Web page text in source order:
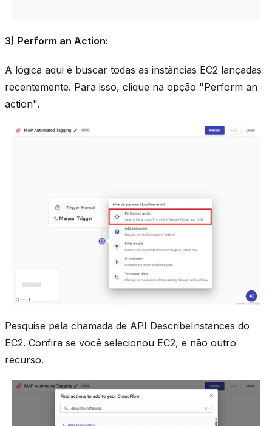
3) Perform an Action:
A lógica aqui é buscar todas as instâncias EC2 lançadas
recentemente. Para isso, clique na opção "Perform an
action".
Pesquise pela chamada de API DescribeInstances do
EC2. Confira se você selecionou EC2, e não outro
recurso.